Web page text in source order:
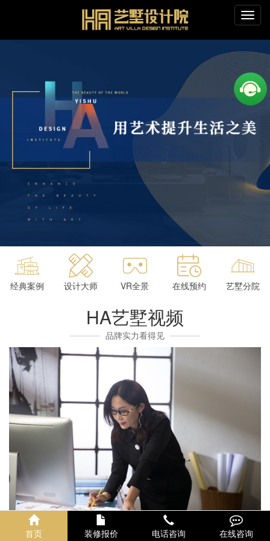
经典案例 设计大师 VR全景 在线预约 艺墅分院
HA艺墅视频
品牌实力看得见
首页 装修报价 电话咨询 在线咨询